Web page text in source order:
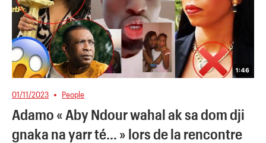
01/11/2023 People
Adamo « Aby Ndour wahal ak sa dom dji
gnaka na yarr té… » lors de la rencontre